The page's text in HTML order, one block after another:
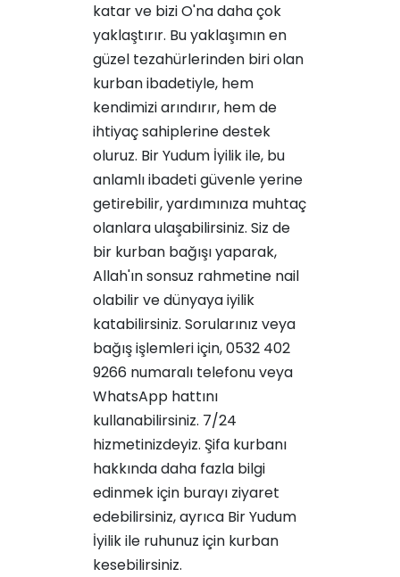
katar ve bizi O'na daha çok
yaklaştırır. Bu yaklaşımın en
güzel tezahürlerinden biri olan
kurban ibadetiyle, hem
kendimizi arındırır, hem de
ihtiyaç sahiplerine destek
oluruz. Bir Yudum İyilik ile, bu
anlamlı ibadeti güvenle yerine
getirebilir, yardımınıza muhtaç
olanlara ulaşabilirsiniz. Siz de
bir kurban bağışı yaparak,
Allah'ın sonsuz rahmetine nail
olabilir ve dünyaya iyilik
katabilirsiniz. Sorularınız veya
bağış işlemleri için, 0532 402
9266 numaralı telefonu veya
WhatsApp hattını
kullanabilirsiniz. 7/24
hizmetinizdeyiz. Şifa kurbanı
hakkında daha fazla bilgi
edinmek için burayı ziyaret
edebilirsiniz, ayrıca Bir Yudum
İyilik ile ruhunuz için kurban
kesebilirsiniz.